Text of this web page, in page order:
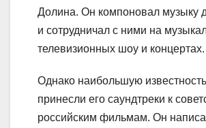
Долина. Он компоновал музыку
и сотрудничал с ними на
телевизионных шоу и концертах.
Однако наибольшую
принесли его саундтреки к
российским фильмам. Он